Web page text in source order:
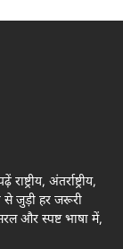
अंतर्राष्ट्रीय,
से जुड़ी हर जरूरी
और स्पष्ट भाषा में,